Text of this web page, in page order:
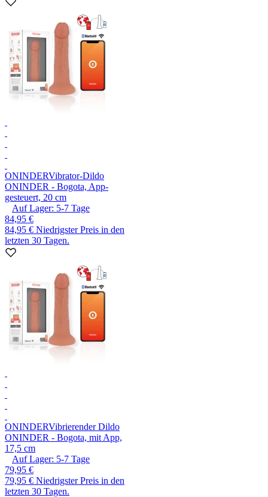
ONINDERVibrator-Dildo
ONINDER - Bogota, App-
gesteuert, 20 cm
Auf Lager: 5-7 Tage
84,95 €
84,95 € Niedrigster Preis in den
letzten 30 Tagen.
ONINDERVibrierender Dildo
ONINDER - Bogota, mit App,
17,5 cm
Auf Lager: 5-7 Tage
79,95 €
79,95 € Niedrigster Preis in den
letzten 30 Tagen.